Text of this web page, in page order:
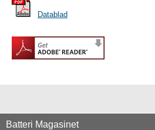
Datablad
Batteri Magasinet